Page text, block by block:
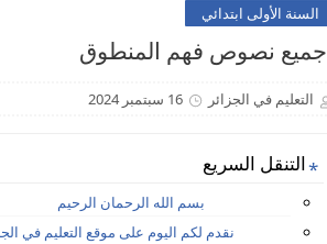
السنة الأولى ابتدائي
جميع نصوص فهم المنطوق
التعليم في الجزائر 16 سبتمبر 2024
التنقل السريع
بسم الله الرحمان الرحيم
نقدم لكم اليوم على موقع التعليم في